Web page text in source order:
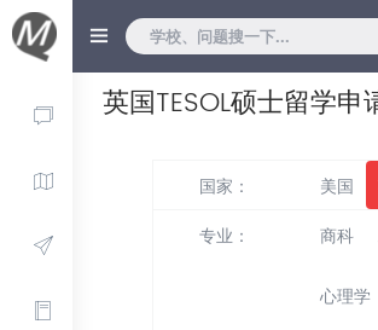
英国TESOL硕士留学申
国家： 美国
专业： 商科
心理学